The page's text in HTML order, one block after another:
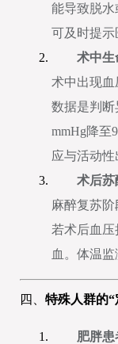
能导致脱
可及时提示
术中生
术中出现
数据是判断
mmHg降至
应与活动性
术后苏
麻醉复苏阶
若术后血
血。体温监
四、 特殊人群的
肥胖患